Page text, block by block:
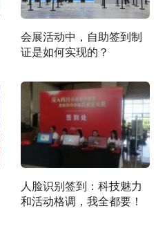
会展活动中，自助签到制
证是如何实现的？
人脸识别签到：科技魅力
和活动格调，我全都要！